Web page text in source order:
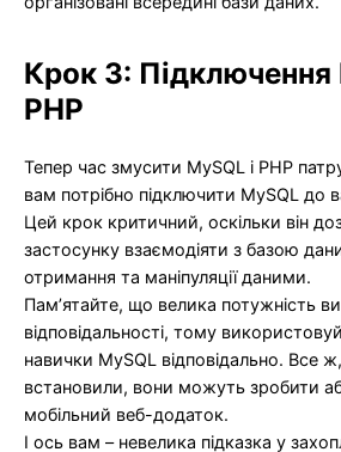
Крок 3: Підключення
PHP
Тепер час змусити MySQL і PHP
вам потрібно підключити MySQL до
Цей крок критичний, оскільки він
застосунку взаємодіяти з базою
отримання та маніпуляції даними.
Пам’ятайте, що велика потужність
відповідальності, тому
навички MySQL відповідально. Все
встановили, вони можуть зробити
мобільний веб-додаток.
І ось вам – невелика підказка у